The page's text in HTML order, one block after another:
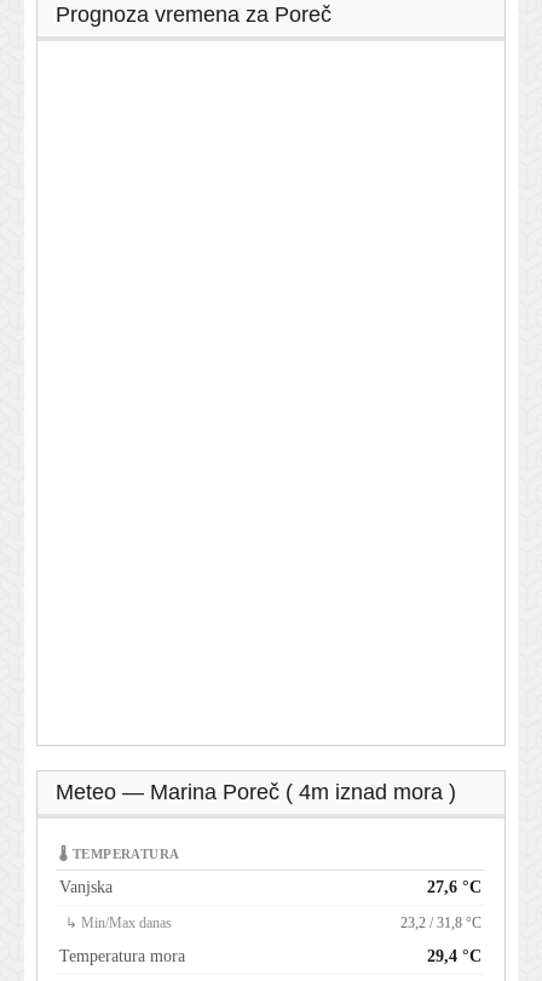
Prognoza vremena za Poreč
Meteo — Marina Poreč ( 4m iznad mora )
🌡 TEMPERATURA
Vanjska 27,6 °C
↳ Min/Max danas 23,2 / 31,8 °C
Temperatura mora 29,4 °C